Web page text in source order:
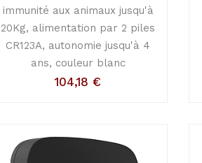
immunité aux animaux jusqu'à
20Kg, alimentation par 2 piles
CR123A, autonomie jusqu'à 4
ans, couleur blanc
104,18 €